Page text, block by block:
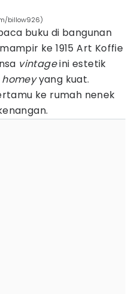
billow926)
buku di bangunan
ke 1915 Art Koffie
vintageini estetik
homeyyang kuat.
ke rumah nenek